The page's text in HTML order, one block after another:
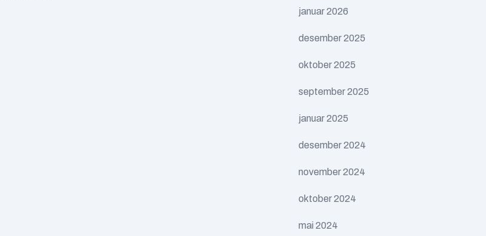
januar 2026
desember 2025
oktober 2025
september 2025
januar 2025
desember 2024
november 2024
oktober 2024
mai 2024